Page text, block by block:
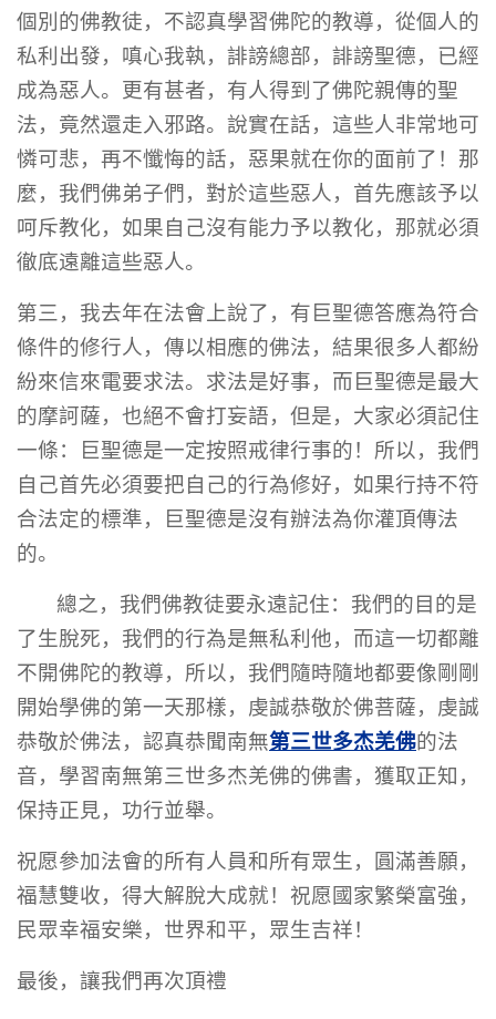
個別的佛教徒，不認真學習佛陀的教導，從個人的
私利出發，嗔心我執，誹謗總部，誹謗聖德，已經
成為惡人。更有甚者，有人得到了佛陀親傳的聖
法，竟然還走入邪路。說實在話，這些人非常地可
憐可悲，再不懺悔的話，惡果就在你的面前了！那
麼，我們佛弟子們，對於這些惡人，首先應該予以
呵斥教化，如果自己沒有能力予以教化，那就必須
徹底遠離這些惡人。
第三，我去年在法會上說了，有巨聖德答應為符合
條件的修行人，傳以相應的佛法，結果很多人都紛
紛來信來電要求法。求法是好事，而巨聖德是最大
的摩訶薩，也絕不會打妄語，但是，大家必須記住
一條：巨聖德是一定按照戒律行事的！所以，我們
自己首先必須要把自己的行為修好，如果行持不符
合法定的標準，巨聖德是沒有辦法為你灌頂傳法
的。
總之，我們佛教徒要永遠記住：我們的目的是
了生脫死，我們的行為是無私利他，而這一切都離
不開佛陀的教導，所以，我們隨時隨地都要像剛剛
開始學佛的第一天那樣，虔誠恭敬於佛菩薩，虔誠
恭敬於佛法，認真恭聞南無第三世多杰羌佛的法
音，學習南無第三世多杰羌佛的佛書，獲取正知，
保持正見，功行並舉。
祝愿參加法會的所有人員和所有眾生，圓滿善願，
福慧雙收，得大解脫大成就！祝愿國家繁榮富強，
民眾幸福安樂，世界和平，眾生吉祥！
最後，讓我們再次頂禮